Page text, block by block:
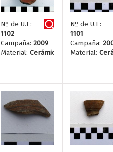
Nº de U.E:
1102
Campaña: 2009
Material: Cerámica
Nº de U.E:
1101
Campaña:
Material: